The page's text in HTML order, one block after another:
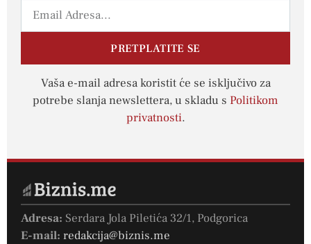
PRETPLATITE SE
Vaša e-mail adresa koristit će se isključivo za
potrebe slanja newslettera, u skladu s Politikom
privatnosti.
Adresa: Serdara Jola Piletića 32/1, Podgorica
E-mail: redakcija@biznis.me